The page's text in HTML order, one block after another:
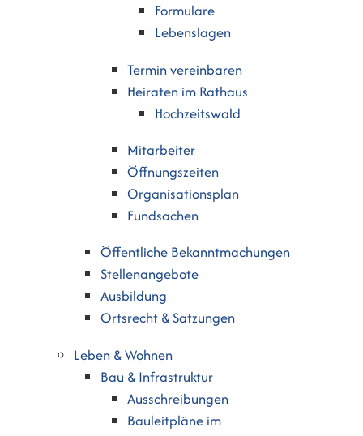
Formulare
Lebenslagen
Termin vereinbaren
Heiraten im Rathaus
Hochzeitswald
Mitarbeiter
Öffnungszeiten
Organisationsplan
Fundsachen
Öffentliche Bekanntmachungen
Stellenangebote
Ausbildung
Ortsrecht & Satzungen
Leben & Wohnen
Bau & Infrastruktur
Ausschreibungen
Bauleitpläne im